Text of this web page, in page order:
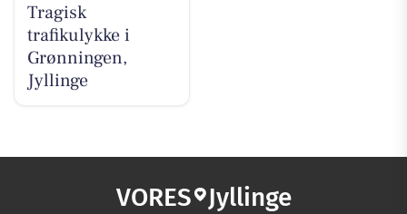
Tragisk
trafikulykke i
Grønningen,
Jyllinge
VORES Jyllinge